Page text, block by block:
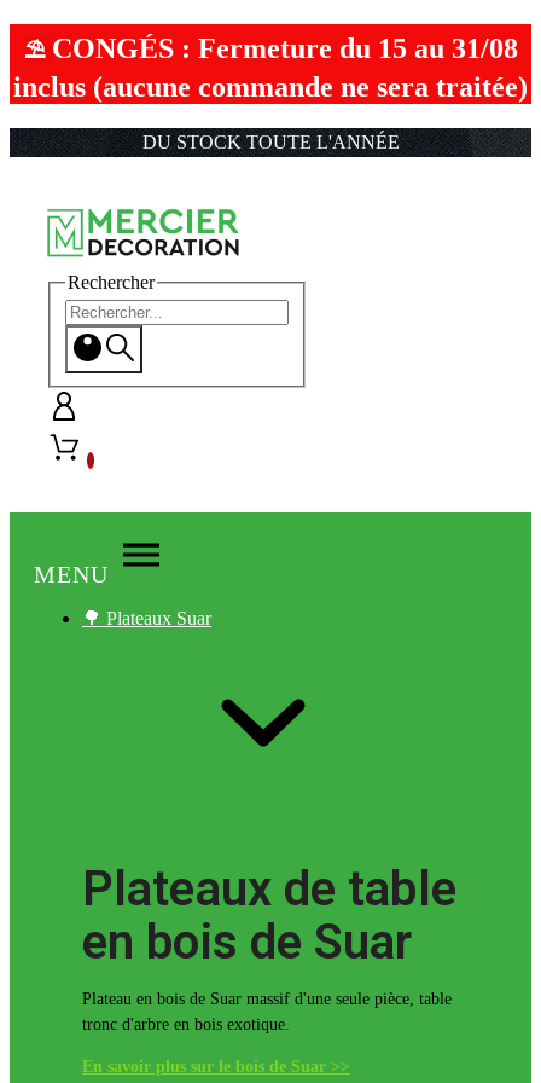
⛱︎ CONGÉS : Fermeture du 15 au 31/08
inclus (aucune commande ne sera traitée)
DU STOCK TOUTE L'ANNÉE
Rechercher
0
MENU
🌳 Plateaux Suar
Plateaux de table
en bois de Suar
Plateau en bois de Suar massif d'une seule pièce, table
tronc d'arbre en bois exotique.
En savoir plus sur le bois de Suar >>